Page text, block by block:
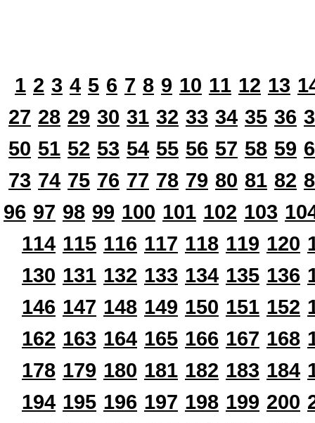
1 2 3 4 5 6 7 8 9 10 11 12 13
27 28 29 30 31 32 33 34 35 36
50 51 52 53 54 55 56 57 58 59
73 74 75 76 77 78 79 80 81 82
96 97 98 99 100 101 102 103
114 115 116 117 118 119 120
130 131 132 133 134 135 136
146 147 148 149 150 151 152
162 163 164 165 166 167 168
178 179 180 181 182 183 184
194 195 196 197 198 199 200